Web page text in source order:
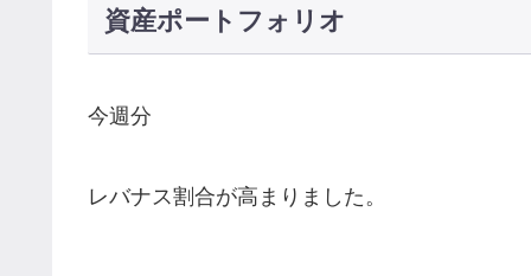
資産ポートフォリオ
今週分
レバナス割合が高まりました。